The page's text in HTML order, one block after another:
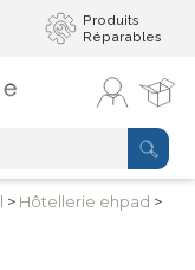
Produits
Réparables
> Hôtellerie ehpad >